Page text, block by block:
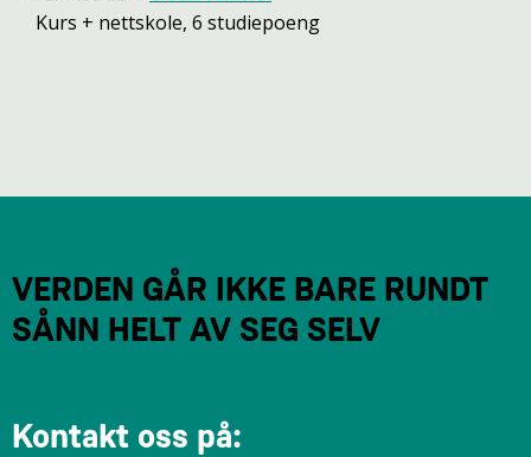
​​​​​​​​​​​​​​​​​​​​​Kurs + nettskole, 6 studiepoeng
VERDEN GÅR IKKE BARE RUNDT
SÅNN HELT AV SEG SELV
Kontakt oss på: